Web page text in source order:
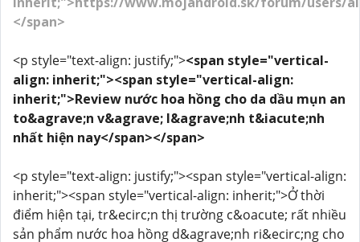
</span>
<p style="text-align: justify;"><span style="vertical-
align: inherit;"><span style="vertical-align:
inherit;">Review nước hoa hồng cho da dầu mụn an
to&agrave;n v&agrave; l&agrave;nh t&iacute;nh
nhất hiện nay</span></span>
<p style="text-align: justify;"><span style="vertical-align:
inherit;"><span style="vertical-align: inherit;">Ở thời
điểm hiện tại, tr&ecirc;n thị trường c&oacute; rất nhiều
sản phẩm nước hoa hồng d&agrave;nh ri&ecirc;ng cho